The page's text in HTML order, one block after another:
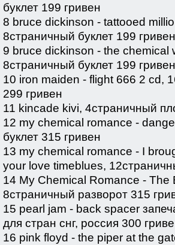
буклет 199 гривен
8 bruce dickinson - tattooed
8страничный буклет 199 гривен
9 bruce dickinson - the chemical
8страничный буклет 199 гривен
10 iron maiden - flight 666 2 cd,
299 гривен
11 kincade kivi, 4страничный
12 my chemical romance -
буклет 315 гривен
13 my chemical romance - I
your love timeblues,
14 My Chemical Romance - The
8страничный разворот 315
15 pearl jam - back spacer
для стран снг, россия 300
16 pink floyd - the piper at the